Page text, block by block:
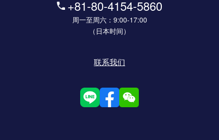
+81-80-4154-5860
周一至周六：9:00-17:00
（日本时间）
联系我们